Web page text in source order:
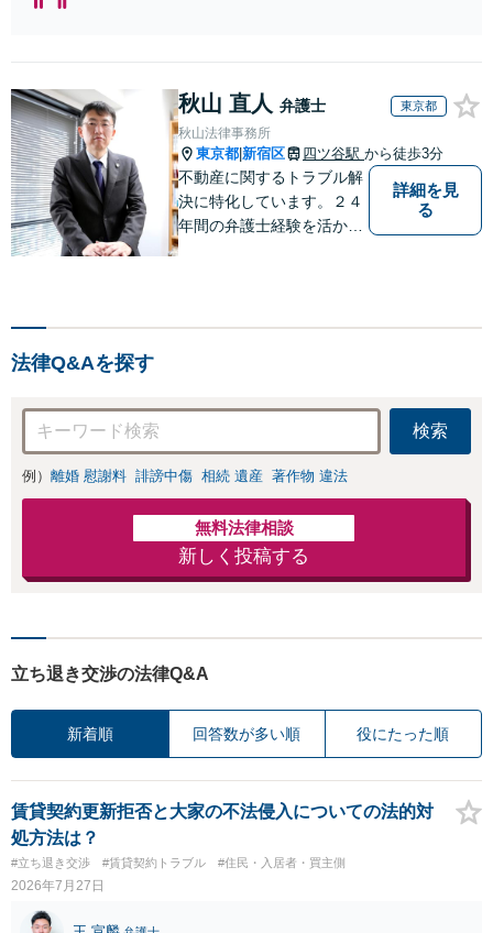
円】【離婚・不倫
問題に特化／実績
多数】財産分与、
慰謝料、養育費等
で金銭的に満足で
きる解決を目指し
ます。
秋山 直人 弁護士 東京都
秋山法律事務所
東京都 新宿区 四ツ谷駅 から徒歩3分
不動産に関するトラブル解
決に特化しています。２４
年間の弁護士経験を活かし
詳細を見
る
法律Q&Aを探す
検索
例） 離婚 慰謝料 誹謗中傷 相続 遺産 著作物 違法
無料法律相談
新しく投稿する
立ち退き交渉の法律Q&A
新着順 回答数が多い順 役にたった順
賃貸契約更新拒否と大家の不法侵入についての法的対
処方法は？
#立ち退き交渉 #賃貸契約トラブル #住民・入居者・買主側
2026年7月27日